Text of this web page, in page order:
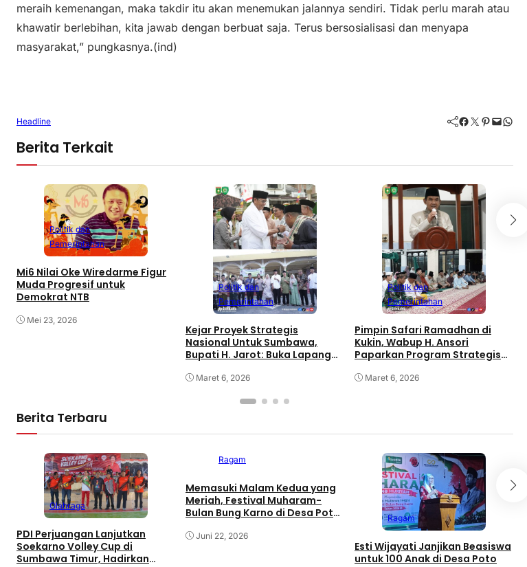
meraih kemenangan, maka takdir itu akan menemukan jalannya sendiri. Tidak perlu marah atau
khawatir berlebihan, kita jawab dengan berbuat saja. Terus bersosialisasi dan menyapa
masyarakat,” pungkasnya.(ind)
Headline Facebook Twitter Pinterest Mail WhatsApp
Berita Terkait
Politik dan
Pemerintahan
Mi6 Nilai Oke Wiredarme Figur
Muda Progresif untuk
Demokrat NTB
Mei 23, 2026
Politik dan
Pemerintahan
Kejar Proyek Strategis
Nasional Untuk Sumbawa,
Bupati H. Jarot: Buka Lapangan
Perekonomian
Maret 6, 2026
Politik dan
Pemerintahan
Pimpin Safari Ramadhan di
Kukin, Wabup H. Ansori
Paparkan Program Strategis
Maret 6, 2026
Berita Terbaru
Olahraga
PDI Perjuangan Lanjutkan
Soekarno Volley Cup di
Sumbawa Timur, Hadirkan
Ragam
Memasuki Malam Kedua yang
Meriah, Festival Muharam-
Bulan Bung Karno di Desa Poto
Kebudayaan Sumbawa
Juni 22, 2026
Ragam
Esti Wijayati Janjikan Beasiswa
untuk 100 Anak di Desa Poto